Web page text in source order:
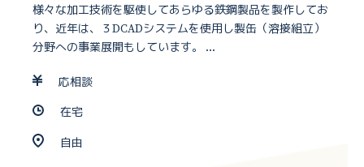
様々な加工技術を駆使してあらゆる鉄鋼製品を製作してお
り、近年は、３DCADシステムを使用し製缶（溶接組立）
分野への事業展開もしています。 ...
応相談
在宅
自由